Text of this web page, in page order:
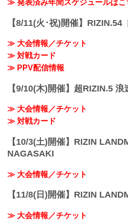
始
19:00〜20:00
TRIGGER
presents
ットの販売が
RIZIN.35を
≫ 発表済み年間スケジュールはこ
【8/11(火･祝)開催】RIZIN.54
≫ 大会情報／チケット
≫ 対戦カード
≫ PPV配信情報
【9/10(木)開催】超RIZIN.5 浪
≫ 大会情報／チケット
≫ 対戦カード
【10/3(土)開催】RIZIN
NAGASAKI
≫ 大会情報／チケット
【11/8(日)開催】RIZIN
≫ 大会情報／チケット